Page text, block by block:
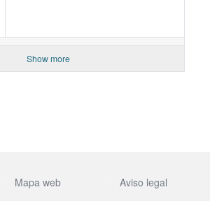
Show more
Mapa web Aviso legal